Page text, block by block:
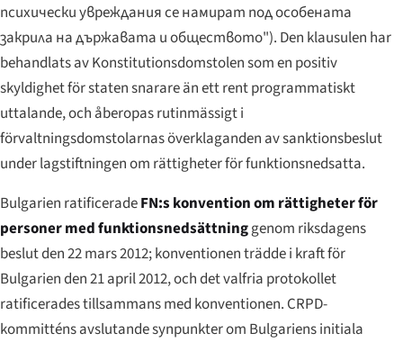
психически увреждания се намират под особената
закрила на държавата и обществото"). Den klausulen har
behandlats av Konstitutionsdomstolen som en positiv
skyldighet för staten snarare än ett rent programmatiskt
uttalande, och åberopas rutinmässigt i
förvaltningsdomstolarnas överklaganden av sanktionsbeslut
under lagstiftningen om rättigheter för funktionsnedsatta.
Bulgarien ratificeradeFN:s konvention om rättigheter för
personer med funktionsnedsättninggenom riksdagens
beslut den 22 mars 2012; konventionen trädde i kraft för
Bulgarien den 21 april 2012, och det valfria protokollet
ratificerades tillsammans med konventionen. CRPD-
kommitténs avslutande synpunkter om Bulgariens initiala